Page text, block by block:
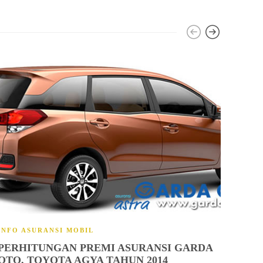
ASURANSI MOBIL
PREMI ASURANSI GARDA
TOYOTA AGYA TAHUN 2014